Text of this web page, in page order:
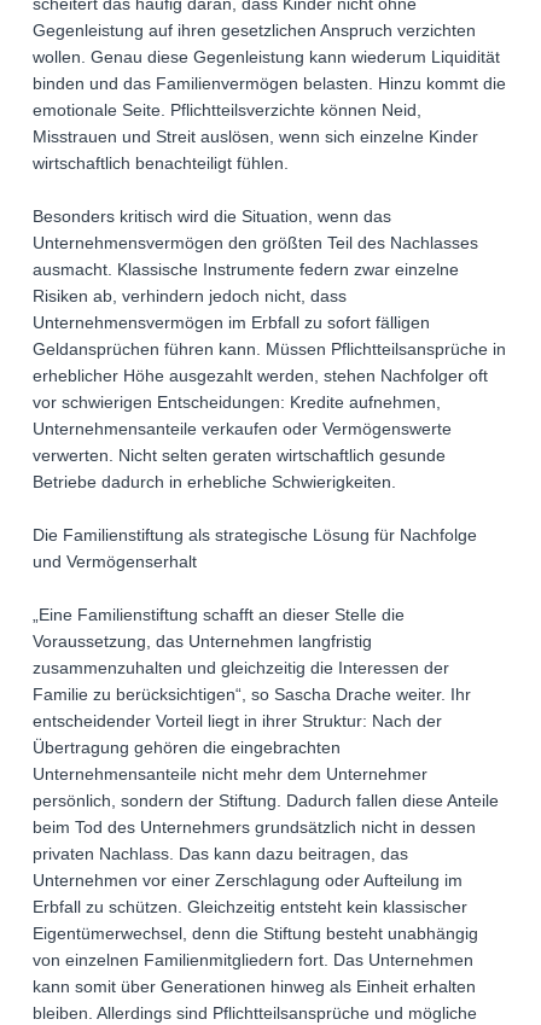
scheitert das häufig daran, dass Kinder nicht ohne
Gegenleistung auf ihren gesetzlichen Anspruch verzichten
wollen. Genau diese Gegenleistung kann wiederum Liquidität
binden und das Familienvermögen belasten. Hinzu kommt die
emotionale Seite. Pflichtteilsverzichte können Neid,
Misstrauen und Streit auslösen, wenn sich einzelne Kinder
wirtschaftlich benachteiligt fühlen.
Besonders kritisch wird die Situation, wenn das
Unternehmensvermögen den größten Teil des Nachlasses
ausmacht. Klassische Instrumente federn zwar einzelne
Risiken ab, verhindern jedoch nicht, dass
Unternehmensvermögen im Erbfall zu sofort fälligen
Geldansprüchen führen kann. Müssen Pflichtteilsansprüche in
erheblicher Höhe ausgezahlt werden, stehen Nachfolger oft
vor schwierigen Entscheidungen: Kredite aufnehmen,
Unternehmensanteile verkaufen oder Vermögenswerte
verwerten. Nicht selten geraten wirtschaftlich gesunde
Betriebe dadurch in erhebliche Schwierigkeiten.
Die Familienstiftung als strategische Lösung für Nachfolge
und Vermögenserhalt
„Eine Familienstiftung schafft an dieser Stelle die
Voraussetzung, das Unternehmen langfristig
zusammenzuhalten und gleichzeitig die Interessen der
Familie zu berücksichtigen“, so Sascha Drache weiter. Ihr
entscheidender Vorteil liegt in ihrer Struktur: Nach der
Übertragung gehören die eingebrachten
Unternehmensanteile nicht mehr dem Unternehmer
persönlich, sondern der Stiftung. Dadurch fallen diese Anteile
beim Tod des Unternehmers grundsätzlich nicht in dessen
privaten Nachlass. Das kann dazu beitragen, das
Unternehmen vor einer Zerschlagung oder Aufteilung im
Erbfall zu schützen. Gleichzeitig entsteht kein klassischer
Eigentümerwechsel, denn die Stiftung besteht unabhängig
von einzelnen Familienmitgliedern fort. Das Unternehmen
kann somit über Generationen hinweg als Einheit erhalten
bleiben. Allerdings sind Pflichtteilsansprüche und mögliche